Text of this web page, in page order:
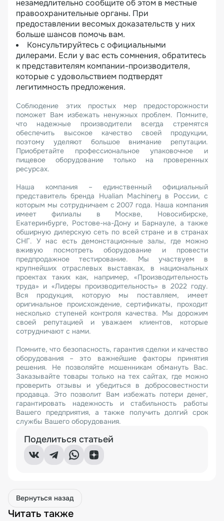
незамедлительно сообщите об этом в местные
правоохранительные органы. При
предоставлении весомых доказательств у них
больше шансов помочь вам.
Консультируйтесь с официальными
дилерами. Если у вас есть сомнения, обратитесь
к представителям компании-производителя,
которые с удовольствием подтвердят
легитимность предложения.
Соблюдение этих простых мер предосторожности
поможет Вам избежать ненужных проблем. Помните,
что надежные производители всегда стремятся
обеспечить высокое качество своей продукции,
поэтому уделяют большое внимание репутации.
Приобретайте профессиональное упаковочное и
пищевое оборудование только на проверенных
ресурсах.
Наша компания – единственный официальный
представитель бренда Hualian Machinery в России, с
которым мы сотрудничаем с 2007 года. Наша компания
имеет филиалы в Москве, Новосибирске,
Екатеринбурге, Ростове-на-Дону и Барнауле, а также
обширную дилерскую сеть по всей стране и в странах
СНГ. У нас есть демонстационные залы, где можно
вживую посмотреть оборудование и провести
предпродажное тестирование. Мы участвуем в
крупнейших отраслевых выставках, в национальных
проектах таких как, например, «Производительность
труда» и «Лидеры производительность» в 2022 году.
Вся продукция, которую мы поставляем, имеет
оригинальное происхождение, сертификаты, проходит
несколько ступеней контроля качества. Мы дорожим
своей репутацией и уважаем клиентов, которые
сотрудничают с нами.
Помните, что безопасность, гарантия сделки и качество
оборудования – это важнейшие факторы принятия
решения. Не позволяйте мошенникам обмануть Вас.
Заказывайте товары только на тех сайтах, где можно
проверить отзывы и убедиться в добросовестности
продавца. Это позволит Вам избежать потери денег,
гарантировать надежность и стабильность работы
Вашего предприятия, а также получить долгий срок
службы Вашего оборудования.
Поделиться статьей
Вернуться назад
Читать также